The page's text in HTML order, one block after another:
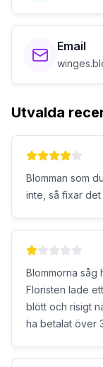
Email
Utvalda
Blomman som
inte, så fixar det
Blommorna såg
Floristen lade
blött och risigt
ha betalat över